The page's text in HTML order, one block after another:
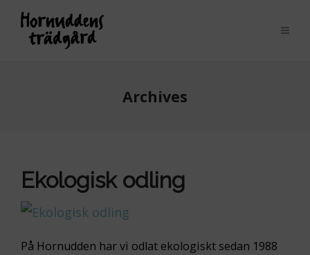
Archives
Ekologisk odling
På Hornudden har vi odlat ekologiskt sedan 1988